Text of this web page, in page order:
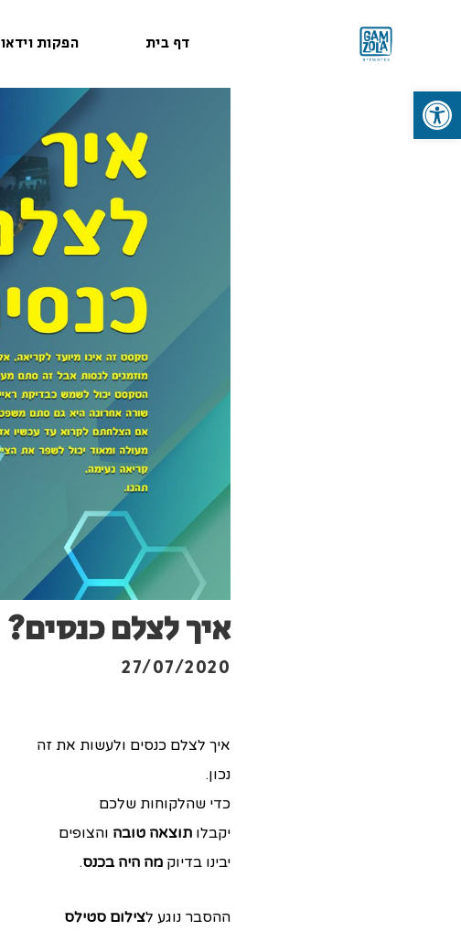
פתח סרגל נגישות
דף בית הפקות וידאו
איך לצלם כנסים?
27/07/2020
איך לצלם כנסים ולעשות את זה
נכון.
כדי שהלקוחות שלכם
יקבלו תוצאה טובה והצופים
יבינו בדיוק מה היה בכנס.
ההסבר נוגע לצילום סטילס